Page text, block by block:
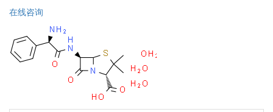
在线咨询